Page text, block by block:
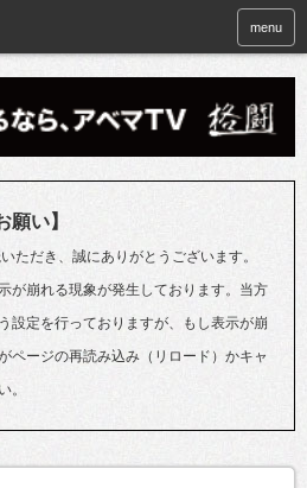
menu
願い】
ただき、誠にありがとうございます。
が崩れる現象が発生しております。当方
設定を行っておりますが、もし表示が崩
ページの再読み込み（リロード）かキャ
。